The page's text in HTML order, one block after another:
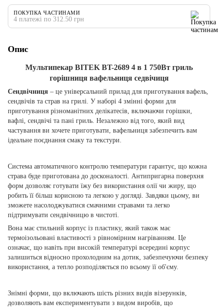
ПОКУПКА ЧАСТИНАМИ
4 платежі по 312.50 грн
Опис
Мультипекар BITEK BT-2689 4 в 1 750Вт гриль
горішниця вафельниця седвічиця
Сендвічниця – це універсальний прилад для приготування вафель,
сендвічів та страв на грилі. У наборі 4 змінні форми для
приготування різноманітних делікатесів, включаючи горішки,
вафлі, сендвічі та пані гриль. Незалежно від того, який вид
частування ви хочете приготувати, вафельниця забезпечить вам
ідеальне поєднання смаку та текстури.
Система автоматичного контролю температури гарантує, що кожна
страва буде приготована до досконалості. Антипригарна поверхня
форм дозволяє готувати їжу без використання олії чи жиру, що
робить її більш корисною та легкою у догляді. Завдяки цьому, ви
зможете насолоджуватися смачними стравами та легко
підтримувати сендвічницю в чистоті.
Вона має стильний корпус із пластику, який також має
термоізольовані властивості з рівномірним нагріванням. Це
означає, що навіть при високій температурі всередині корпус
залишиться відносно прохолодним на дотик, забезпечуючи безпеку
використання, а тепло розподіляється по всьому її об'єму.
Знімні форми, що включають шість різних видів візерунків,
дозволяють вам експериментувати з видом виробів, що